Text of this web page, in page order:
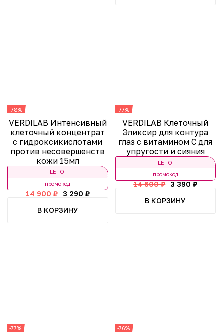
-78%
VERDILAB Интенсивный
клеточный концентрат
с гидроксикислотами
против несовершенств
кожи 15мл
LETO
промокод
14 900 ₽
3 290 ₽
В КОРЗИНУ
-77%
VERDILAB Клеточный
Эликсир для контура
глаз с витамином С для
упругости и сияния
LETO
промокод
14 600 ₽
3 390 ₽
В КОРЗИНУ
-77% -76%